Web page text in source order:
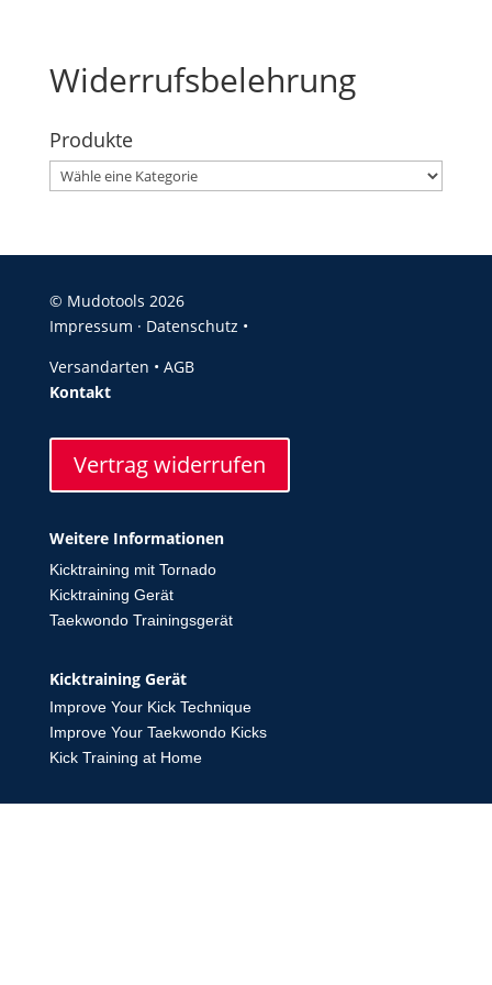
Widerrufsbelehrung
Produkte
© Mudotools 2026
Impressum · Datenschutz •
Versandarten • AGB
Kontakt
Vertrag widerrufen
Weitere Informationen
Kicktraining mit Tornado
Kicktraining Gerät
Taekwondo Trainingsgerät
Kicktraining Gerät
Improve Your Kick Technique
Improve Your Taekwondo Kicks
Kick Training at Home